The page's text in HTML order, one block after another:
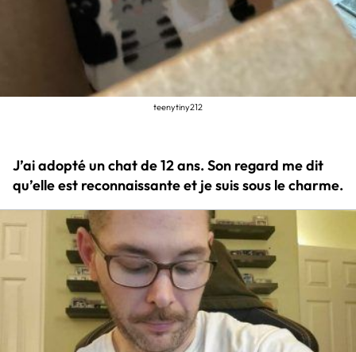
teenytiny212
J’ai adopté un chat de 12 ans. Son regard me dit
qu’elle est reconnaissante et je suis sous le charme.